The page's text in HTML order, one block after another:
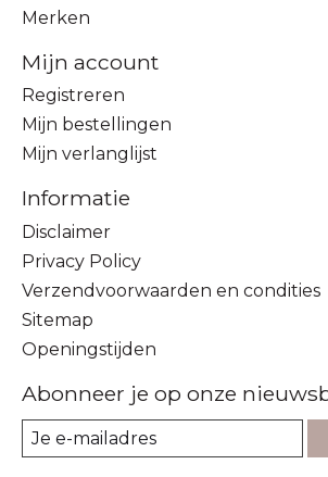
Merken
Mijn account
Registreren
Mijn bestellingen
Mijn verlanglijst
Informatie
Disclaimer
Privacy Policy
Verzendvoorwaarden en condities
Sitemap
Openingstijden
Abonneer je op onze